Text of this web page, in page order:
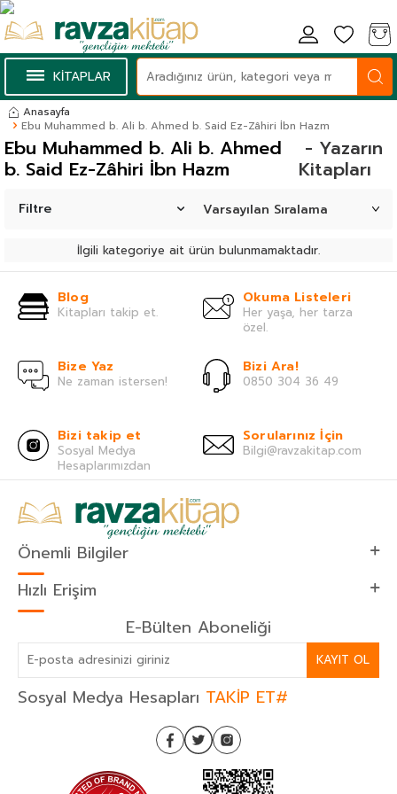
KİTAPLAR
Anasayfa
Ebu Muhammed b. Ali b. Ahmed b. Said Ez-Zâhiri İbn Hazm
- Yazarın
Kitapları
Ebu Muhammed b. Ali b. Ahmed
b. Said Ez-Zâhiri İbn Hazm
Filtre
İlgili kategoriye ait ürün bulunmamaktadır.
Blog
Kitapları takip et.
Okuma Listeleri
Her yaşa, her tarza
özel.
Bize Yaz
Ne zaman istersen!
Bizi Ara!
0850 304 36 49
Bizi takip et
Sosyal Medya
Hesaplarımızdan
Sorularınız İçin
Bilgi@ravzakitap.com
Önemli Bilgiler
Hızlı Erişim
E-Bülten Aboneliği
KAYIT OL
Sosyal Medya Hesapları TAKİP ET#